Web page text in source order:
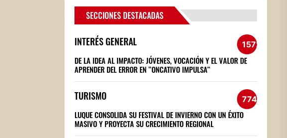
SECCIONES DESTACADAS
INTERÉS GENERAL 1572
DE LA IDEA AL IMPACTO: JÓVENES, VOCACIÓN Y EL VALOR DE
APRENDER DEL ERROR EN “ONCATIVO IMPULSA”
TURISMO 774
LUQUE CONSOLIDA SU FESTIVAL DE INVIERNO CON UN ÉXITO
MASIVO Y PROYECTA SU CRECIMIENTO REGIONAL